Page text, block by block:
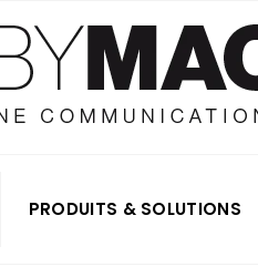
PRODUITS & SOLUTIONS